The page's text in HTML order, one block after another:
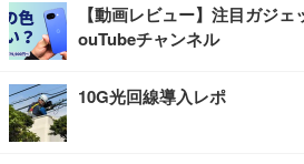
【動画レビュー】注目ガジ
ouTubeチャンネル
10G光回線導入レポ